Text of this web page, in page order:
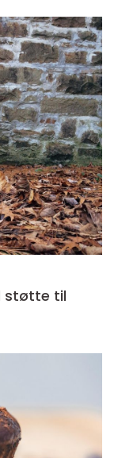
støtte til